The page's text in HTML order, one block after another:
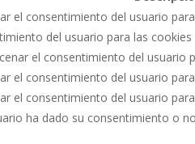
el consentimiento del usuario
del usuario para las
el consentimiento del usuario
el consentimiento del usuario
el consentimiento del usuario
ha dado su consentimiento o